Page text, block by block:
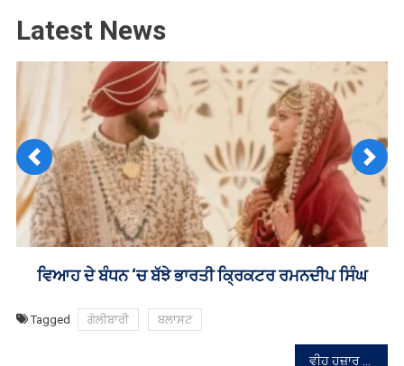
Latest News
ਸਿੰਘ
ਸ਼ੇਰ-ਏ-ਪੰਜਾਬ ਟਵੰਟੀ-20 ਲੀਗ ਲਈ ਪਲੇਅਰਾਂ ਦੀ
Previous Next
ਗੋਲੀਬਾਰੀ ਬਲਾਸਟ